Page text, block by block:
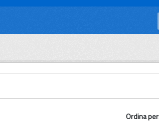
Ordina per